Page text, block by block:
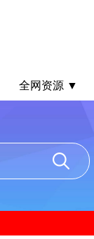
全网资源 ▼